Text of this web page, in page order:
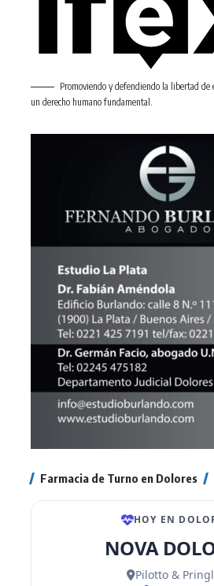
Promoviendo y defendiendo la libertad de
un derecho humano fundamental.
Farmacia de Turno en Dolores